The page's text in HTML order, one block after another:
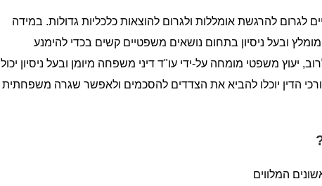
להרגשת אומללות ולגרום להוצאות כלכליות גדולות. במידה
ובעל ניסיון בתחום נושאים משפטיים קשים בכדי להימנע
משפטי מומחה על-ידי עו"ד דיני משפחה מיומן ובעל ניסיון יכול
הדין יוכלו להביא את הצדדים להסכמים ולאפשר שגרה משפחתית
המלווים